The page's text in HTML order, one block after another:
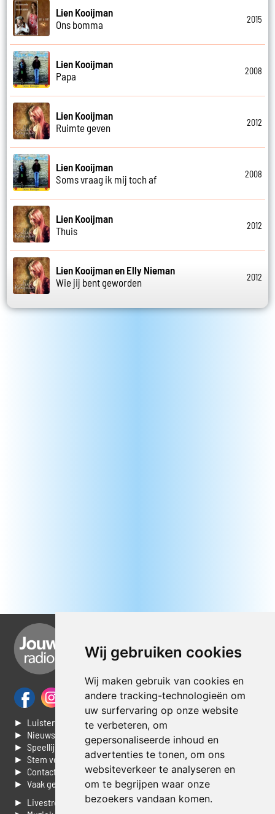
Wij gebruiken cookies
Wij maken gebruik van cookies en
andere tracking-technologieën om
uw surfervaring op onze website
te verbeteren, om
gepersonaliseerde inhoud en
advertenties te tonen, om ons
websiteverkeer te analyseren en
om te begrijpen waar onze
bezoekers vandaan komen.
Lien Kooijman
Ons bomma
2015
Lien Kooijman
Papa
2008
Lien Kooijman
Ruimte geven
2012
Lien Kooijman
Soms vraag ik mij toch af
2008
Lien Kooijman
Thuis
2012
Lien Kooijman en Elly Nieman
Wie jij bent geworden
2012
► Luisteren naar Jouwradio
► Nieuws
► Speellijst
► Stem voor de Dag top 3
► Contacteer ons
► Vaak gestelde vragen
► Livestream informatie